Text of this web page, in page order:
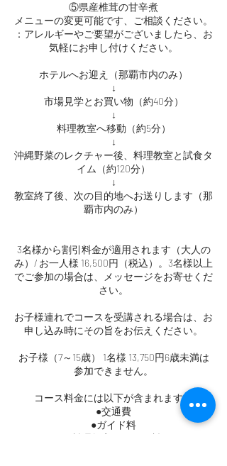
⑤県産椎茸の甘辛煮
メニューの変更可能です、ご相談ください。
：アレルギーやご要望がございましたら、お
気軽にお申し付けください。
ホテルへお迎え（那覇市内のみ）
↓
市場見学とお買い物（約40分）
↓
料理教室へ移動（約5分）
↓
沖縄野菜のレクチャー後、料理教室と試食タ
イム（約120分）
↓
教室終了後、次の目的地へお送りします（那
覇市内のみ）
3名様から割引料金が適用されます（大人の
み）/ お一人様 16,500円（税込）。3名様以上
でご参加の場合は、メッセージをお寄せくだ
さい。
お子様連れでコースを受講される場合は、お
申し込み時にその旨をお伝えください。
お子様（7～15歳） 1名様 13,750円6歳未満は
参加できません。
コース料金には以下が含まれます：
●交通費
●ガイド料
●料理教室レッスン料